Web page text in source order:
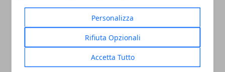
Personalizza
Rifiuta Opzionali
Accetta Tutto